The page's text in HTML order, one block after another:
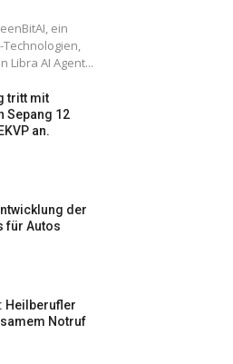
ein
Libra AI Agent...
tritt mit
Sepang 12
an.
der
für Autos
Heilberufler
Notruf